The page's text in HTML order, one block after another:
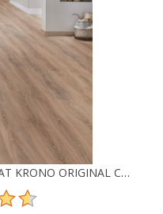
ДУБ НОСТАЛЬГІЯ 8072 ЛАМІНАТ KRONO ORIGINAL CASTELLO 32 КЛАС 8 ММ